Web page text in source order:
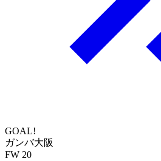
GOAL!
ガンバ大阪
FW 20